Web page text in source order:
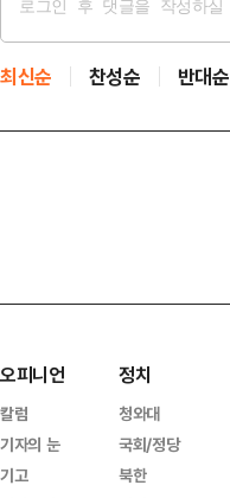
최신순 찬성순 반대순
오피니언
칼럼
기자의 눈
기고
정치
청와대
국회/정당
북한